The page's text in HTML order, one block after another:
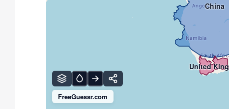
FreeGuessr.com
China
United